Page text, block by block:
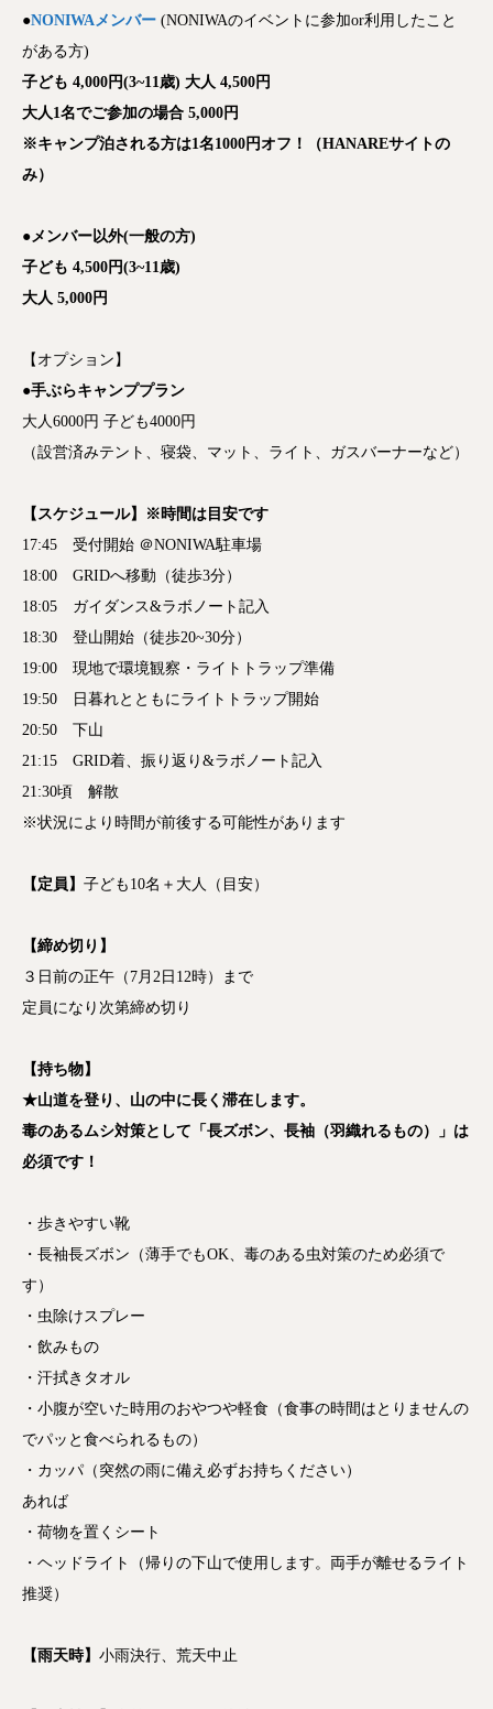
●NONIWAメンバー (NONIWAのイベントに参加or利用したこと
がある方)
子ども 4,000円(3~11歳) 大人 4,500円
大人1名でご参加の場合 5,000円
※キャンプ泊される方は1名1000円オフ！（HANAREサイトの
み）
●メンバー以外(一般の方)
子ども 4,500 円(3~11 歳)
大人 5,000 円
【オプション】
●手ぶらキャンププラン
大人6000円 子ども4000円
（設営済みテント、寝袋、マット、ライト、ガスバーナーなど）
【スケジュール】※時間は目安です
17:45 受付開始 ＠NONIWA駐車場
18:00 GRIDへ移動（徒歩3分）
18:05 ガイダンス&ラボノート記入
18:30 登山開始（徒歩20~30分）
19:00 現地で環境観察・ライトトラップ準備
19:50 日暮れとともにライトトラップ開始
20:50 下山
21:15 GRID着、振り返り&ラボノート記入
21:30頃 解散
※状況により時間が前後する可能性があります
【定員 】 子ども10名＋大人（目安）
【締め切り】
３日前の正午（7月2日12時）まで
定員になり次第締め切り
【持ち物】
★山道を登り、山の中に長く滞在します。
毒のあるムシ対策として「長ズボン、長袖（羽織れるもの）」は
必須です！
・歩きやすい靴
・長袖長ズボン（薄手でもOK、毒のある虫対策のため必須で
す）
・虫除けスプレー
・飲みもの
・汗拭きタオル
・小腹が空いた時用のおやつや軽食（食事の時間はとりませんの
でパッと食べられるもの）
・カッパ（突然の雨に備え必ずお持ちください）
あれば
・荷物を置くシート
・ヘッドライト（帰りの下山で使用します。両手が離せるライト
推奨）
【雨天時】 小雨決行、荒天中止